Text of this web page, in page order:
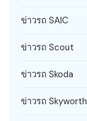
ข่าวรถ SAIC
ข่าวรถ Scout
ข่าวรถ Skoda
ข่าวรถ Skyworth